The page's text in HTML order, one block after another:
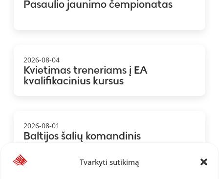
Tvarkyti sutikimą
Pasaulio jaunimo čempionatas
2026-08-04
Kvietimas treneriams į EA
kvalifikacinius kursus
2026-08-01
Baltijos šalių komandinis
čempionatas: 1.LAT, 2.LTU, 3.EST